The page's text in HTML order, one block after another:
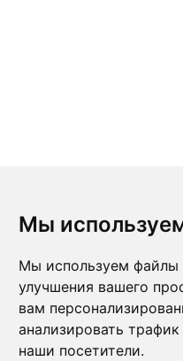
Мы
Мы используем файлы
улучшения вашего
вам
анализировать
наши посетители.